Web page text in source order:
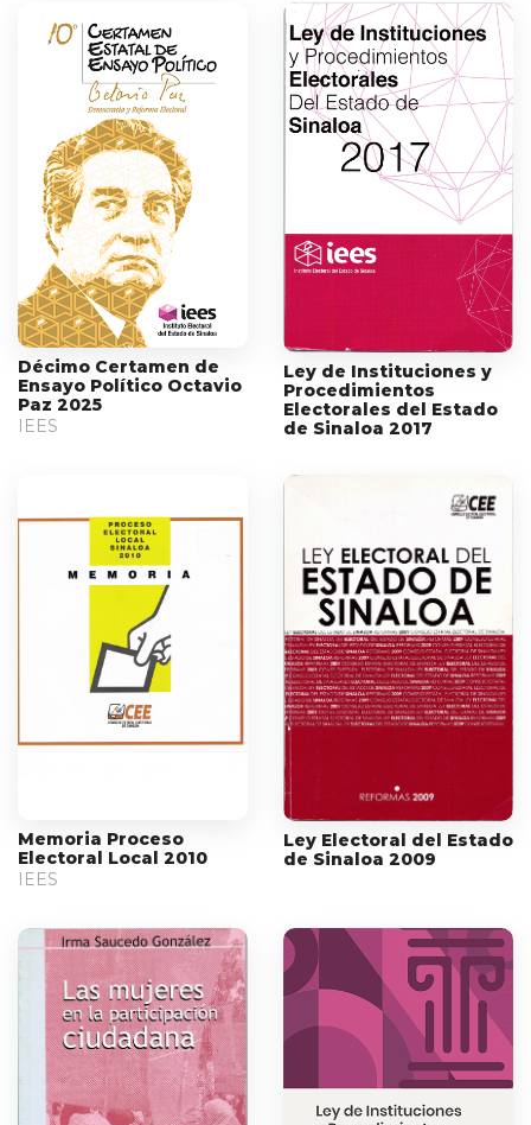
Décimo Certamen de
Ensayo Político Octavio
Paz 2025
IEES
Ley de Instituciones y
Procedimientos
Electorales del Estado
de Sinaloa 2017
Memoria Proceso
Electoral Local 2010
IEES
Ley Electoral del Estado
de Sinaloa 2009